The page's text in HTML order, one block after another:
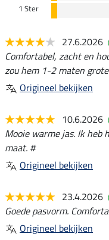
1 Ster
27.6.2026
Comfortabel, zacht en
zou hem 1-2 maten
Origineel bekijken
10.6.2026
Mooie warme jas. Ik heb
maat. #
Origineel bekijken
23.4.2026
Goede pasvorm.
Origineel bekijken